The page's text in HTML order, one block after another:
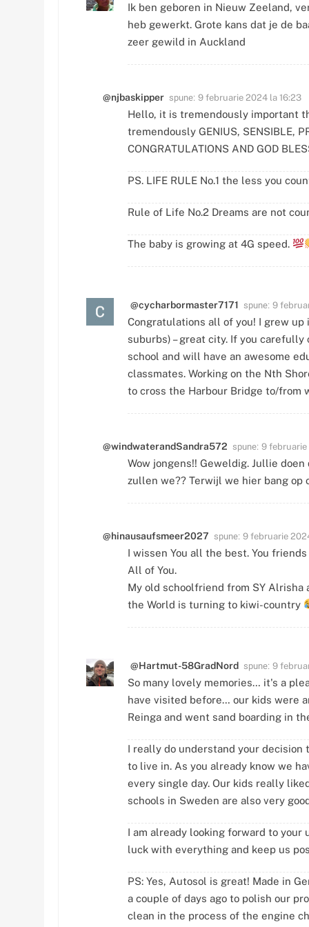
Ik ben geboren in Nieuw Zeeland,
heb gewerkt. Grote kans dat je de
zeer gewild in Auckland
@njbaskipper spune: 9 februarie 2024 la 16:23
Hello, it is tremendously important
tremendously GENIUS, SENSIBLE,
CONGRATULATIONS AND GOD
PS. LIFE RULE No.1 the less you
Rule of Life No.2 Dreams are not
The baby is growing at 4G speed.
@cycharbormaster7171 spune: 9
Congratulations all of you! I grew
suburbs) – great city. If you
school and will have an awesome
classmates. Working on the Nth
to cross the Harbour Bridge to/from
@windwaterandSandra572 spune: 9 februarie
Wow jongens!! Geweldig. Jullie
zullen we?? Terwijl we hier bang op
@hinausaufsmeer2027 spune: 9 februarie
I wissen You all the best. You
All of You.
My old schoolfriend from SY Alrisha
the World is turning to kiwi-country
@Hartmut-58GradNord spune: 9
So many lovely memories… it's a
have visited before… our kids were
Reinga and went sand boarding in
I really do understand your
to live in. As you already know we
every single day. Our kids really
schools in Sweden are also very
I am already looking forward to your
luck with everything and keep us
PS: Yes, Autosol is great! Made in
a couple of days ago to polish our
clean in the process of the engine